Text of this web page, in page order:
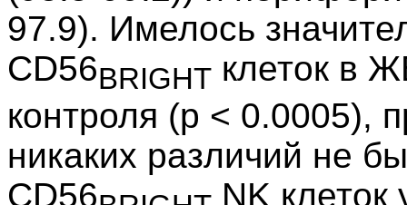
97.9). Имелось
CD56BRIGHT клеток в
контроля (p < 0.0005),
никаких различий не
CD56
NK клеток